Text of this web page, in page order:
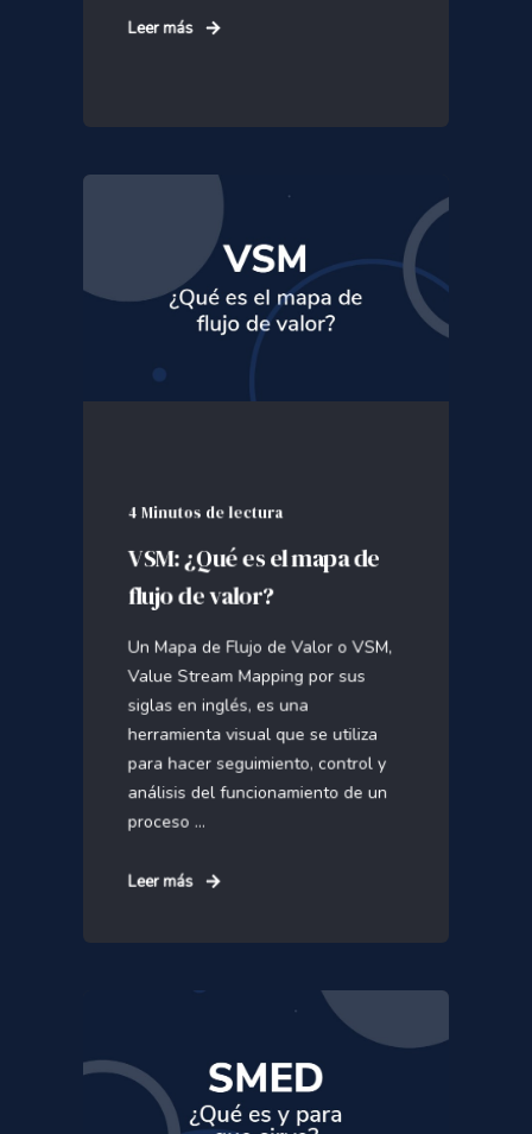
Leer más
4 Minutos de lectura
VSM: ¿Qué es el mapa de
flujo de valor?
Un Mapa de Flujo de Valor o VSM,
Value Stream Mapping por sus
siglas en inglés, es una
herramienta visual que se utiliza
para hacer seguimiento, control y
análisis del funcionamiento de un
proceso ...
Leer más